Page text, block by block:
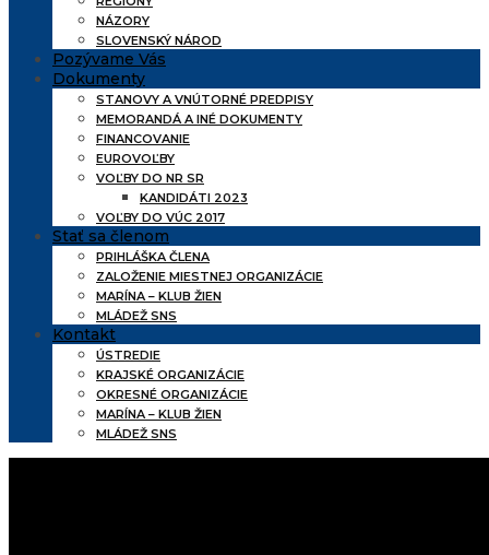
NÁZORY
SLOVENSKÝ NÁROD
Pozývame Vás
Dokumenty
STANOVY A VNÚTORNÉ PREDPISY
MEMORANDÁ A INÉ DOKUMENTY
FINANCOVANIE
EUROVOĽBY
VOĽBY DO NR SR
KANDIDÁTI 2023
VOĽBY DO VÚC 2017
Stať sa členom
PRIHLÁŠKA ČLENA
ZALOŽENIE MIESTNEJ ORGANIZÁCIE
MARÍNA – KLUB ŽIEN
MLÁDEŽ SNS
Kontakt
ÚSTREDIE
KRAJSKÉ ORGANIZÁCIE
OKRESNÉ ORGANIZÁCIE
MARÍNA – KLUB ŽIEN
MLÁDEŽ SNS